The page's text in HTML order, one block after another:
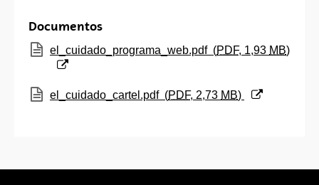
Documentos
(Abre una nueva ventana)
el_cuidado_programa_web.pdf (PDF, 1,93 MB)
(Abre una nueva ventana)
el_cuidado_cartel.pdf (PDF, 2,73 MB)